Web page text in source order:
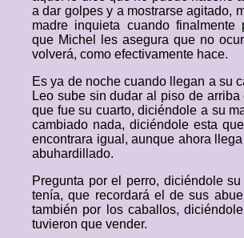
a dar golpes y a mostrarse agitado,
madre inquieta cuando finalmente
que Michel les asegura que no
volverá, como efectivamente hace.
Es ya de noche cuando llegan a su
Leo sube sin dudar al piso de
que fue su cuarto, diciéndole a su
cambiado nada, diciéndole esta
encontrara igual, aunque ahora
abuhardillado.
Pregunta por el perro, diciéndole
tenía, que recordará el de sus
también por los caballos,
tuvieron que vender.